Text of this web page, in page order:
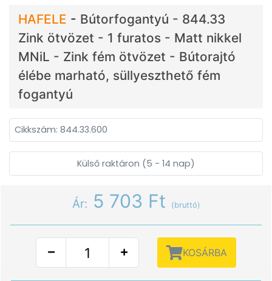
HAFELE - Bútorfogantyú - 844.33
Zink ötvözet - 1 furatos - Matt nikkel
MNiL - Zink fém ötvözet - Bútorajtó
élébe marható, süllyeszthető fém
fogantyú
Cikkszám: 844.33.600
Külső raktáron (5 - 14 nap)
Ár: 5 703 Ft (bruttó)
KOSÁRBA